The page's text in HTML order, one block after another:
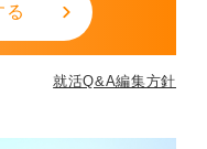
る
就活Q&A編集方針